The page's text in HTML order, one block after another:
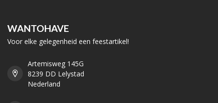
WANTOHAVE
Voor elke gelegenheid een feestartikel!
Artemisweg 145G
8239 DD Lelystad
Nederland